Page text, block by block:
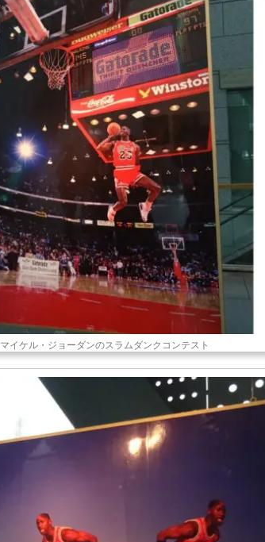
マイケル・ジョーダンのスラムダンクコンテスト